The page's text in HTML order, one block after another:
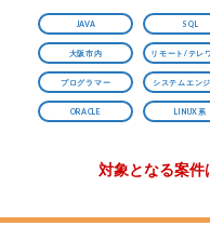
JAVA SQL
大阪市内 リモート/テレ
プログラマー システムエン
ORACLE LINUX系
対象となる案件